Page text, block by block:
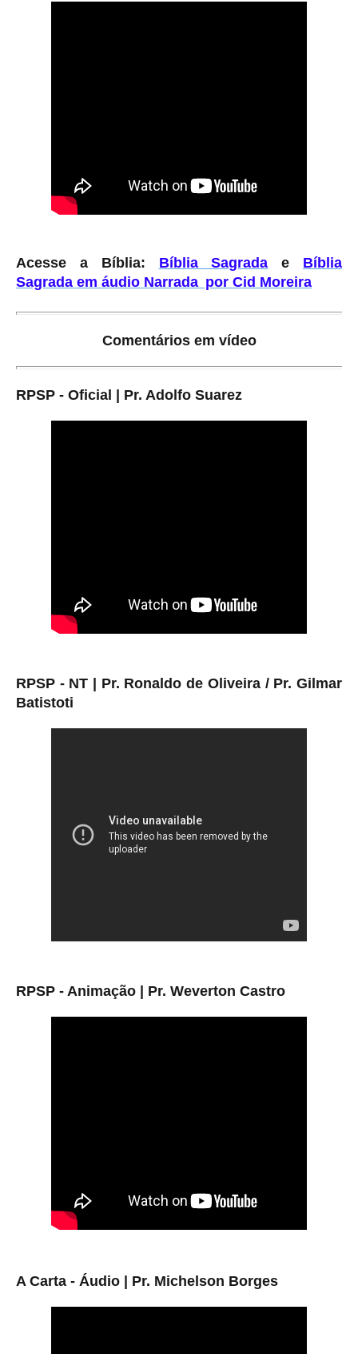
Acesse a Bíblia: Bíblia Sagrada e Bíblia
Sagrada em áudio Narrada por Cid Moreira
Comentários em vídeo
RPSP - Oficial | Pr. Adolfo Suarez
RPSP - NT | Pr. Ronaldo de Oliveira / Pr. Gilmar
Batistoti
RPSP - Animação | Pr. Weverton Castro
A Carta - Áudio | Pr. Michelson Borges